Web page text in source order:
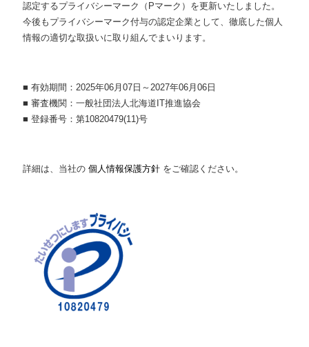
認定するプライバシーマーク（Pマーク）を更新いたしました。
今後もプライバシーマーク付与の認定企業として、徹底した個人
情報の適切な取扱いに取り組んでまいります。
■ 有効期間：2025年06月07日～2027年06月06日
■ 審査機関：一般社団法人北海道IT推進協会
■ 登録番号：第10820479(11)号
詳細は、当社の 個人情報保護方針 をご確認ください。